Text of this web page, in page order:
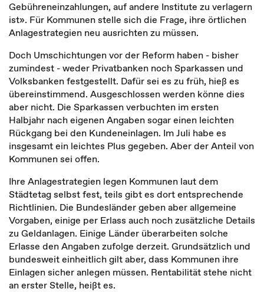
Gebühreneinzahlungen, auf andere Institute zu verlagern
ist». Für Kommunen stelle sich die Frage, ihre örtlichen
Anlagestrategien neu ausrichten zu müssen.
Doch Umschichtungen vor der Reform haben - bisher
zumindest - weder Privatbanken noch Sparkassen und
Volksbanken festgestellt. Dafür sei es zu früh, hieß es
übereinstimmend. Ausgeschlossen werden könne dies
aber nicht. Die Sparkassen verbuchten im ersten
Halbjahr nach eigenen Angaben sogar einen leichten
Rückgang bei den Kundeneinlagen. Im Juli habe es
insgesamt ein leichtes Plus gegeben. Aber der Anteil von
Kommunen sei offen.
Ihre Anlagestrategien legen Kommunen laut dem
Städtetag selbst fest, teils gibt es dort entsprechende
Richtlinien. Die Bundesländer geben aber allgemeine
Vorgaben, einige per Erlass auch noch zusätzliche Details
zu Geldanlagen. Einige Länder überarbeiten solche
Erlasse den Angaben zufolge derzeit. Grundsätzlich und
bundesweit einheitlich gilt aber, dass Kommunen ihre
Einlagen sicher anlegen müssen. Rentabilität stehe nicht
an erster Stelle, heißt es.